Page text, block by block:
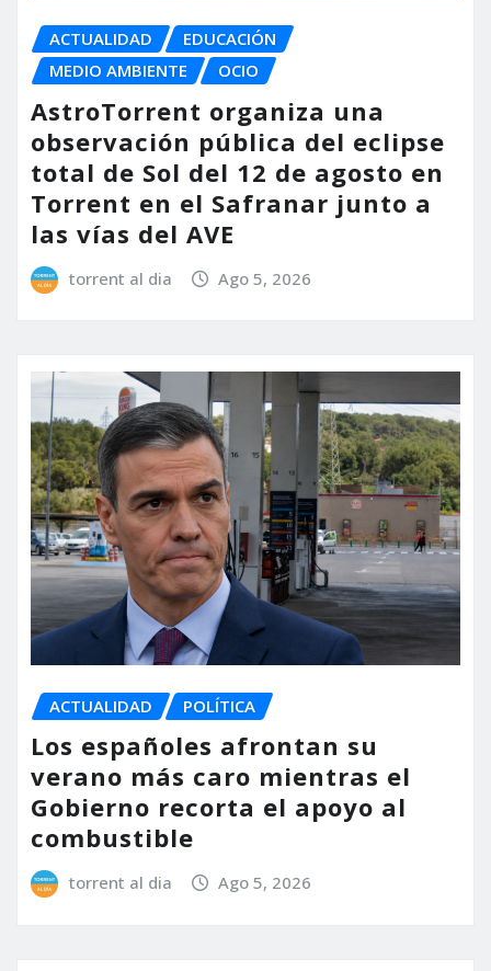
ACTUALIDAD
EDUCACIÓN
MEDIO AMBIENTE
OCIO
AstroTorrent organiza una
observación pública del eclipse
total de Sol del 12 de agosto en
Torrent en el Safranar junto a
las vías del AVE
torrent al dia Ago 5, 2026
ACTUALIDAD POLÍTICA
Los españoles afrontan su
verano más caro mientras el
Gobierno recorta el apoyo al
combustible
torrent al dia Ago 5, 2026